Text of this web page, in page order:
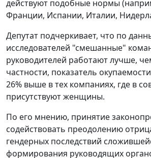
действуют подобные нормы
Франции, Испании, Италии,
Депутат подчеркивает, что по
исследователей "смешанные"
руководителей работают лучше,
частности, показатель
26% выше в тех компаниях, где в
присутствуют женщины.
По его мнению, принятие
содействовать преодолению
гендерных последствий
формирования руководящих